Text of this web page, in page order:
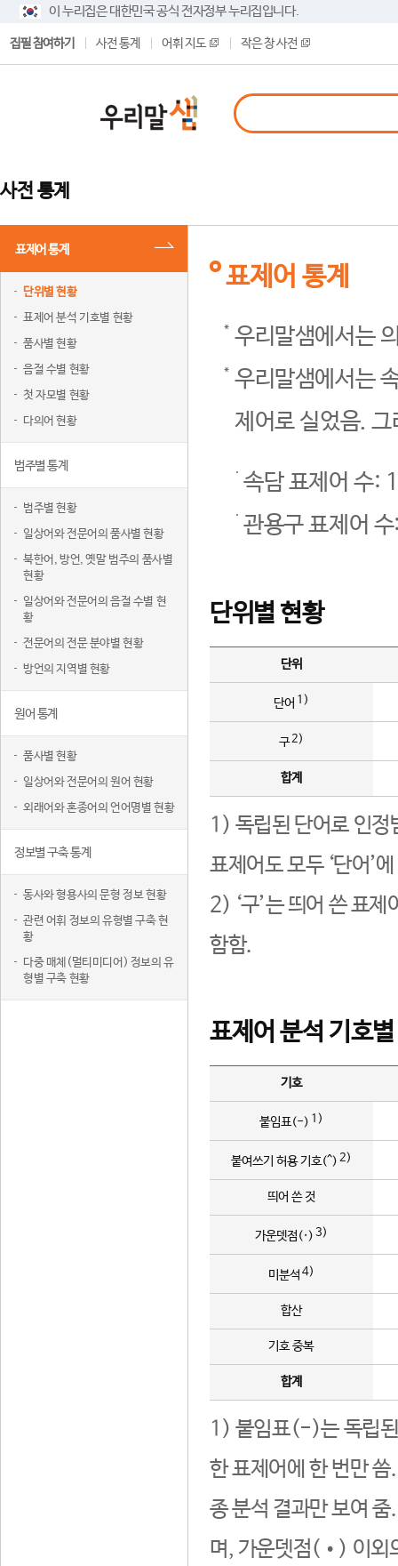
이 누리집은 대한민국 공식 전자정부 누리집입니다.
집필 참여하기 사전 통계 어휘 지도 작은 창 사전
사전 통계
표제어 통계
단위별 현황
표제어 분석 기호별 현황
품사별 현황
음절 수별 현황
첫 자모별 현황
다의어 현황
범주별 통계
범주별 현황
일상어와 전문어의 품사별 현황
북한어, 방언, 옛말 범주의 품사별
현황
일상어와 전문어의 음절 수별 현
황
전문어의 전문 분야별 현황
방언의 지역별 현황
원어 통계
품사별 현황
일상어와 전문어의 원어 현황
외래어와 혼종어의 언어명별 현황
정보별 구축 통계
동사와 형용사의 문형 정보 현황
관련 어휘 정보의 유형별 구축 현
황
다중 매체(멀티미디어) 정보의 유
형별 구축 현황
표제어 통계
우리말샘에서는
우리말샘에서는
제어로 실었음.
속담 표제어 수:
관용구 표제어
단위별 현황
단위
단어 1)
구2)
합계
1) 독립된 단어로 인정
표제어도 모두 ‘단어’
2) ‘구’는 띄어 쓴 표
함함.
표제어 분석 기호
기호
붙임표(-) 1)
붙여쓰기 허용 기호(^) 2)
띄어 쓴 것
가운뎃점(·) 3)
미분석 4)
합산
기호 중복
합계
1) 붙임표(-)는 독립된
한 표제어에 한 번만
종 분석 결과만 보여
며, 가운뎃점(•) 이외